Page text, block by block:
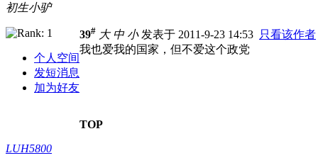
初生小驴
个人空间
发短消息
加为好友
39# 大 中 小发表于 2011-9-23 14:53 只看该作者
我也爱我的国家，但不爱这个政党
TOP
LUH5800